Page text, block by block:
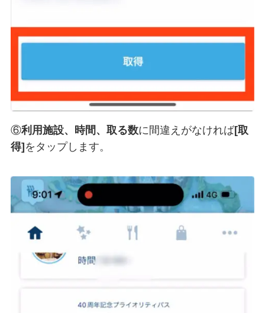
⑥利用施設、時間、取る数に間違えがなければ[取
得]をタップします。